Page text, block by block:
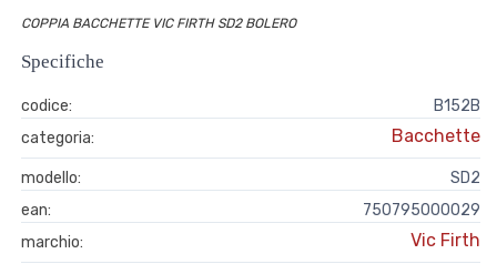
COPPIA BACCHETTE VIC FIRTH SD2 BOLERO
Specifiche
codice:
B152B
categoria:
Bacchette
modello:
SD2
ean:
750795000029
marchio:
Vic Firth